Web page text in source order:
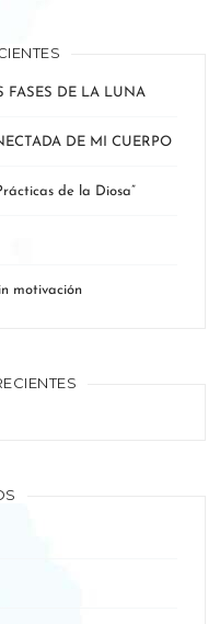
FASES DE LA LUNA
DE MI CUERPO
de la Diosa”
motivación